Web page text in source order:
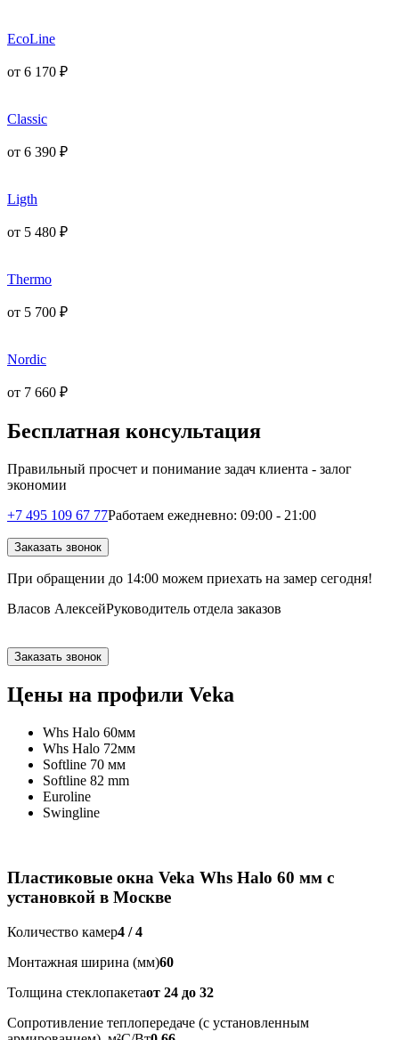
EcoLine
от 6 170 ₽
Classic
от 6 390 ₽
Ligth
от 5 480 ₽
Thermo
от 5 700 ₽
Nordic
от 7 660 ₽
Бесплатная консультация
Правильный просчет и понимание задач клиента - залог
экономии
+7 495 109 67 77Работаем ежедневно: 09:00 - 21:00
Заказать звонок
При обращении до 14:00 можем приехать на замер сегодня!
Власов АлексейРуководитель отдела заказов
Заказать звонок
Цены на профили Veka
Whs Halo 60мм
Whs Halo 72мм
Softline 70 мм
Softline 82 mm
Euroline
Swingline
Пластиковые окна Veka Whs Halo 60 мм с
установкой в Москве
Количество камер4 / 4
Монтажная ширина (мм)60
Толщина стеклопакетаот 24 до 32
Сопротивление теплопередаче (с установленным